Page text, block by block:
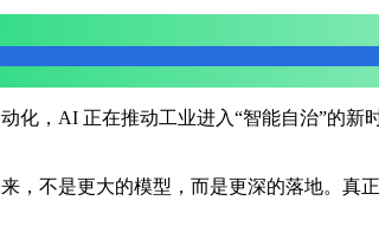
化，AI 正在推动工业进入“智能自治”的
，不是更大的模型，而是更深的落地。 真